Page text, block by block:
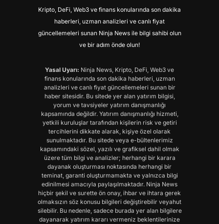
Kripto, DeFi, Web3 ve finans konularında son dakika
haberleri, uzman analizleri ve canlı fiyat
güncellemeleri sunan Ninja News ile bilgi sahibi olun
ve bir adım önde olun!
Yasal Uyarı: Ninja News, Kripto, DeFi, Web3 ve
finans konularında son dakika haberleri, uzman
analizleri ve canlı fiyat güncellemeleri sunan bir
haber sitesidir. Bu sitede yer alan yatırım bilgisi,
yorum ve tavsiyeler yatırım danışmanlığı
kapsamında değildir. Yatırım danışmanlığı hizmeti,
yetkili kuruluşlar tarafından kişilerin risk ve getiri
tercihlerini dikkate alarak, kişiye özel olarak
sunulmaktadır. Bu sitede veya e-bültenlerimiz
kapsamındaki sözel, yazılı ve grafiksel dahil olmak
üzere tüm bilgi ve analizler; herhangi bir karara
dayanak oluşturması noktasında herhangi bir
teminat, garanti oluşturmamakta ve yalnızca bilgi
edinilmesi amacıyla paylaşılmaktadır. Ninja News
hiçbir şekil ve surette ön onay, ihbar ve ihtara gerek
olmaksızın söz konusu bilgileri değiştirebilir veyahut
silebilir. Bu nedenle, sadece burada yer alan bilgilere
dayanarak yatırım kararı vermeniz beklentilerinize